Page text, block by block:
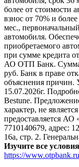
более от стоимости
взнос от 70% и
мес.,
автомобиля.
приобретаемого
при сумме кредита
АО ОТП Банк. Сумма
руб. Банк в праве
объяснения причин.
15.07.2026г.
Bestune.
характер, не
предоставляется
7710140679, адрес:
16а, стр. 2.
Изучите все
https://